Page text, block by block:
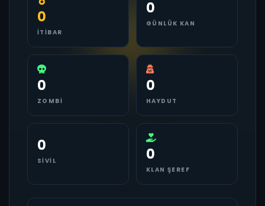
0
İTIBAR
0
GÜNLÜK KAN
0
ZOMBI
0
HAYDUT
0
SIVIL 0
KLAN ŞEREF